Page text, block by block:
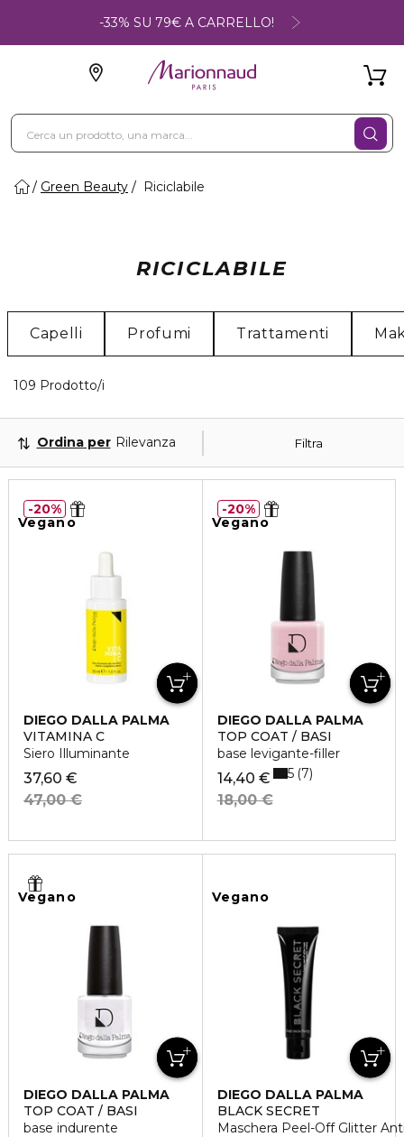
-33% SU 79€ A CARRELLO!
Green Beauty Riciclabile
RICICLABILE
Capelli Profumi Trattamenti
109 Prodotto/i
Filtra
Ordina per Rilevanza
Vegano
DIEGO DALLA PALMA
VITAMINA C
Siero Illuminante
37,60 €
47,00 €
20%
Vegano
DIEGO DALLA PALMA
TOP COAT / BASI
base levigante-filler
14,40 €
18,00 €
5 7
20%
Vegano
DIEGO DALLA PALMA
TOP COAT / BASI
base indurente
Vegano
DIEGO DALLA PALMA
BLACK SECRET
Maschera Peel-Off Glitter